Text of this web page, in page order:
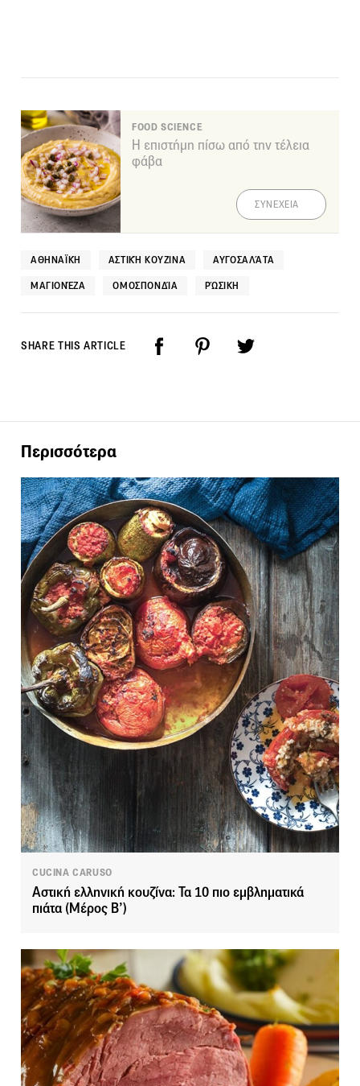
FOOD SCIENCE
Η επιστήμη πίσω από την τέλεια
φάβα
ΣΥΝΕΧΕΙΑ
ΑΘΗΝΑΪΚΉ ΑΣΤΙΚΉ ΚΟΥΖΊΝΑ ΑΥΓΟΣΑΛΆΤΑ
ΜΑΓΙΟΝΈΖΑ ΟΜΟΣΠΟΝΔΊΑ ΡΏΣΙΚΗ
SHARE THIS ARTICLE
Περισσότερα
CUCINA CARUSO
Αστική ελληνική κουζίνα: Τα 10 πιο εμβληματικά
πιάτα (Μέρος Β’)